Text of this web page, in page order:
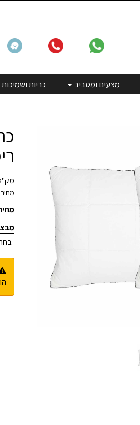
מצעים ומסביב כריות ושמיכות